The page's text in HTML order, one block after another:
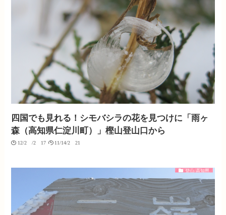
四国でも見れる！シモバシラの花を見つけに「雨ヶ
森（高知県仁淀川町）」樫山登山口から
12/20/2017 11/14/2021
登山/高知県